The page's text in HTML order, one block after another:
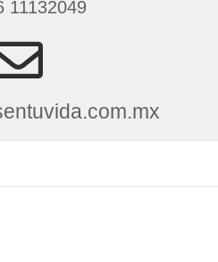
11132049